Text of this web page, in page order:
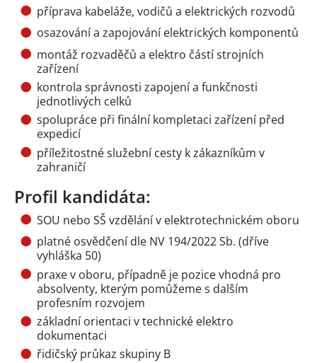
příprava kabeláže, vodičů a elektrických rozvodů
osazování a zapojování elektrických komponentů
montáž rozvaděčů a elektro částí strojních
zařízení
kontrola správnosti zapojení a funkčnosti
jednotlivých celků
spolupráce při finální kompletaci zařízení před
expedicí
příležitostné služební cesty k zákazníkům v
zahraničí
Profil kandidáta:
SOU nebo SŠ vzdělání v elektrotechnickém oboru
platné osvědčení dle NV 194/2022 Sb. (dříve
vyhláška 50)
praxe v oboru, případně je pozice vhodná pro
absolventy, kterým pomůžeme s dalším
profesním rozvojem
základní orientaci v technické elektro
dokumentaci
řidičský průkaz skupiny B